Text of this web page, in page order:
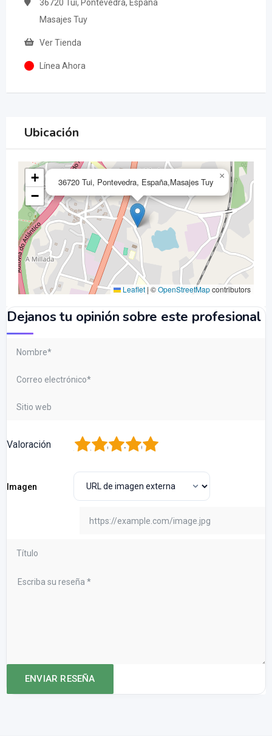
36720 Tui, Pontevedra, España
Masajes Tuy
Ver Tienda
Línea Ahora
Ubicación
36720 Tui, Pontevedra, España,Masajes Tuy
×
+
−
Leaflet | ©OpenStreetMapcontributors
Dejanos tu opinión sobre este profesional
Valoración 5
4
3
2
Imagen